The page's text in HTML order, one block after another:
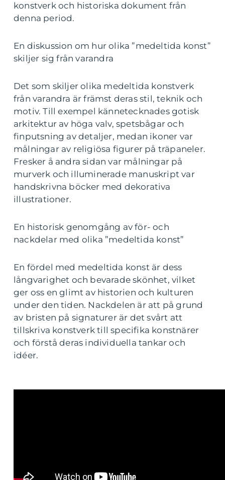
konstverk och historiska dokument från
denna period.
En diskussion om hur olika ”medeltida konst”
skiljer sig från varandra
Det som skiljer olika medeltida konstverk
från varandra är främst deras stil, teknik och
motiv. Till exempel kännetecknades gotisk
arkitektur av höga valv, spetsbågar och
finputsning av detaljer, medan ikoner var
målningar av religiösa figurer på träpaneler.
Fresker å andra sidan var målningar på
murverk och illuminerade manuskript var
handskrivna böcker med dekorativa
illustrationer.
En historisk genomgång av för- och
nackdelar med olika ”medeltida konst”
En fördel med medeltida konst är dess
långvarighet och bevarade skönhet, vilket
ger oss en glimt av historien och kulturen
under den tiden. Nackdelen är att på grund
av bristen på signaturer är det svårt att
tillskriva konstverk till specifika konstnärer
och förstå deras individuella tankar och
idéer.